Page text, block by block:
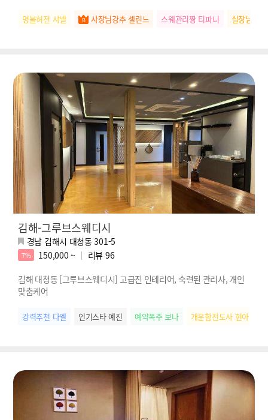
명불허전 샤넬 사장님강추 셀린느 스웨관리짱 티파니 실장님추
김해-그루브스웨디시
경남 김해시 대청동 301-5
7% 150,000 ~ 리뷰 96
김해 대청동 [그루브스웨디시] 고급진 인테리어, 숙련된 관리사, 개인
맞춤케어
강력추천 다엘 인기스타 예진 예약폭주 보나 개운함전도사 현아